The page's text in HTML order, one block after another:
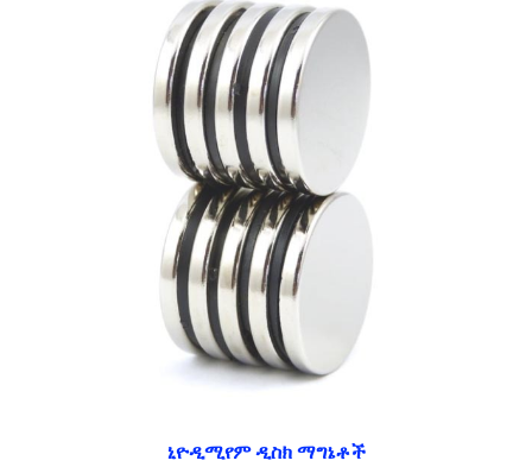
ኒዮዲሚየም ዲስክ ማግኔቶች